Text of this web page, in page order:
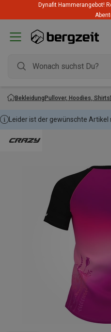
Dynafit Hammerangebot!
BekleidungPullover, Hoodies, Shirts
Leider ist der gewünschte